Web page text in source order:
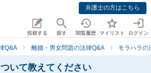
弁護士の方はこちら
投稿する 探す 閲覧履歴 マイリスト ログイン
Q&A 離婚・男女問題の法律Q&A モラハラの
いて教えてください